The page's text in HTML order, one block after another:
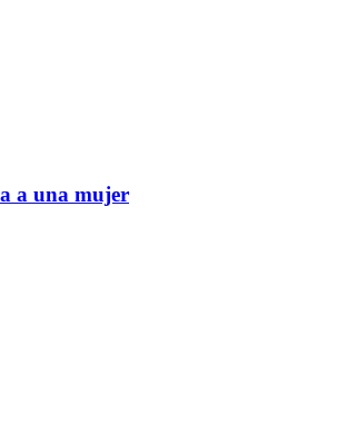
a una mujer